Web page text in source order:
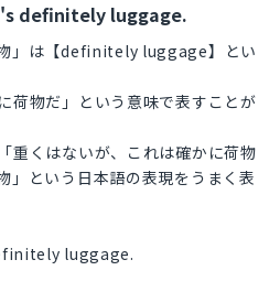
definitely luggage.
物」は【definitely luggage】とい
荷物だ」という意味で表すことが
重くはないが、これは確かに荷物
」という日本語の表現をうまく表
luggage.